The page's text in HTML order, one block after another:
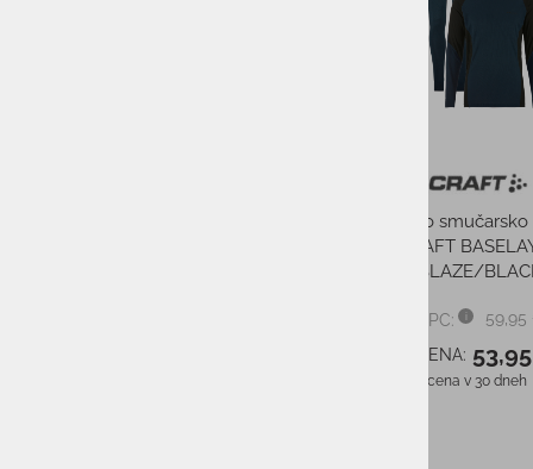
Moško
CRAFT
BLAZE/
PMPC:
59,95
AS CENA:
Najnižja cena v 30 dneh